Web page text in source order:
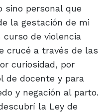
sino personal que
la gestación de mi
curso de violencia
crucé a través de las
curiosidad, por
de docente y para
y negación al parto.
la Ley de